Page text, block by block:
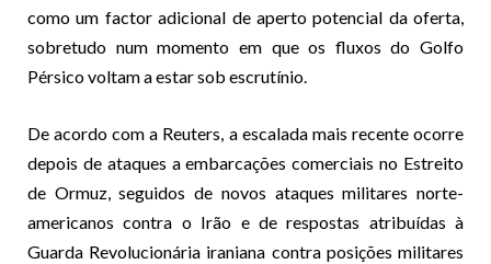
como um factor adicional de aperto potencial da oferta,
sobretudo num momento em que os fluxos do Golfo
Pérsico voltam a estar sob escrutínio.
De acordo com a Reuters, a escalada mais recente ocorre
depois de ataques a embarcações comerciais no Estreito
de Ormuz, seguidos de novos ataques militares norte-
americanos contra o Irão e de respostas atribuídas à
Guarda Revolucionária iraniana contra posições militares